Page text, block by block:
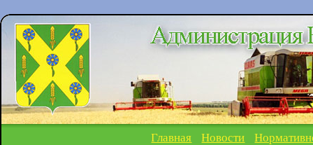
Главная Новости